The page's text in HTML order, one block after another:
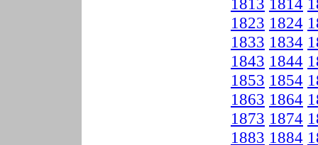
1823 1824
1833 1834
1843 1844
1853 1854
1863 1864
1873 1874
1883 1884